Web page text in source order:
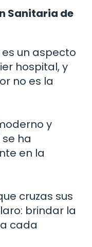
Sanitaria de
un aspecto
hospital, y
no es la
y
ha
en la
cruzas sus
brindar la
cada